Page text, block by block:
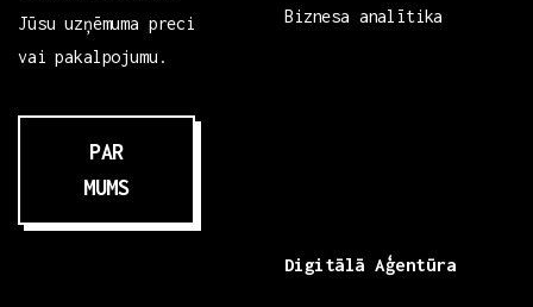
Jūsu uzņēmuma preci
vai pakalpojumu.
PAR
MUMS
Biznesa analītika
Digitālā Aģentūra